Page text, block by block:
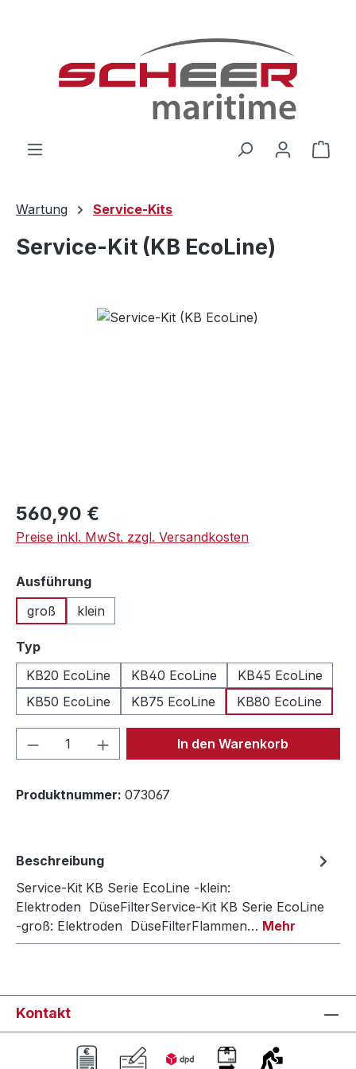
Wartung Service-Kits
Service-Kit (KB EcoLine)
Bildergalerie überspringen
Regulärer Preis:
560,90 €
Preise inkl. MwSt. zzgl. Versandkosten
Ausführungauswählen
groß
klein
Typauswählen
KB20 EcoLine
KB40 EcoLine
KB45 EcoLine
KB50 EcoLine
KB75 EcoLine KB80 EcoLine
Produkt Anzahl: Gib denIn den Warenkorb
Produktnummer: 073067
Beschreibung
Service-Kit KB Serie EcoLine -klein:
Elektroden DüseFilterService-Kit KB Serie EcoLine
-groß: Elektroden DüseFilterFlammen… Mehr
Kontakt